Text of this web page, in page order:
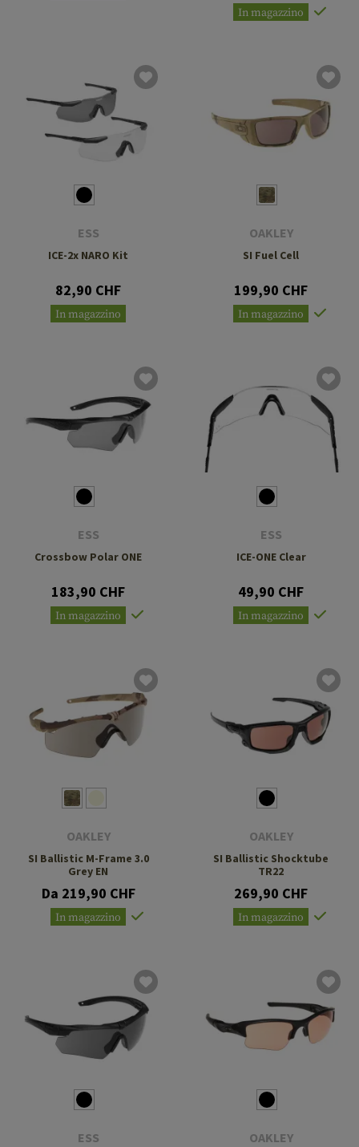
In magazzino
ESS
ICE-2x NARO Kit
82,90 CHF
In magazzino
OAKLEY
SI Fuel Cell
199,90 CHF
In magazzino
ESS
Crossbow Polar ONE
183,90 CHF
In magazzino
ESS
ICE-ONE Clear
49,90 CHF
In magazzino
OAKLEY
SI Ballistic M-Frame 3.0
Grey EN
Da 219,90 CHF
In magazzino
OAKLEY
SI Ballistic Shocktube
TR22
269,90 CHF
In magazzino
ESS OAKLEY